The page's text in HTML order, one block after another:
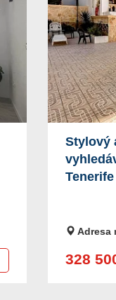
Stylový
Tenerife
Adresa
328